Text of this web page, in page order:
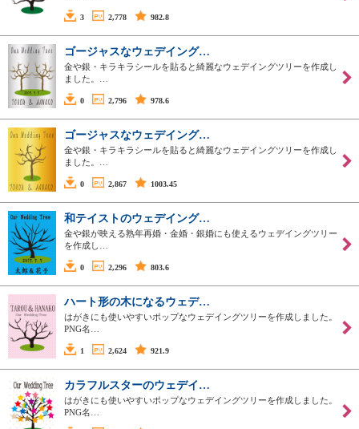
3 2,778 982.8
ゴージャスなウェデイング…
金や銀・キラキラシールを貼ると綺麗なウェデイングツリーを作成し
ました。…
0 2,796 978.6
ゴージャスなウェデイング…
金や銀・キラキラシールを貼ると綺麗なウェデイングツリーを作成し
ました。…
0 2,867 1003.45
和テイストのウェデイング…
金や銀が映える熟年再婚・金婚・銀婚にも使えるウェデイングツリー
を作成し…
0 2,296 803.6
ハート形の木になるウェデ…
はがきにも使いやすいポップなウェデイングツリーを作成しました。
PNG名…
1 2,624 921.9
カラフルスターのウェデイ…
はがきにも使いやすいポップなウェデイングツリーを作成しました。
PNG名…